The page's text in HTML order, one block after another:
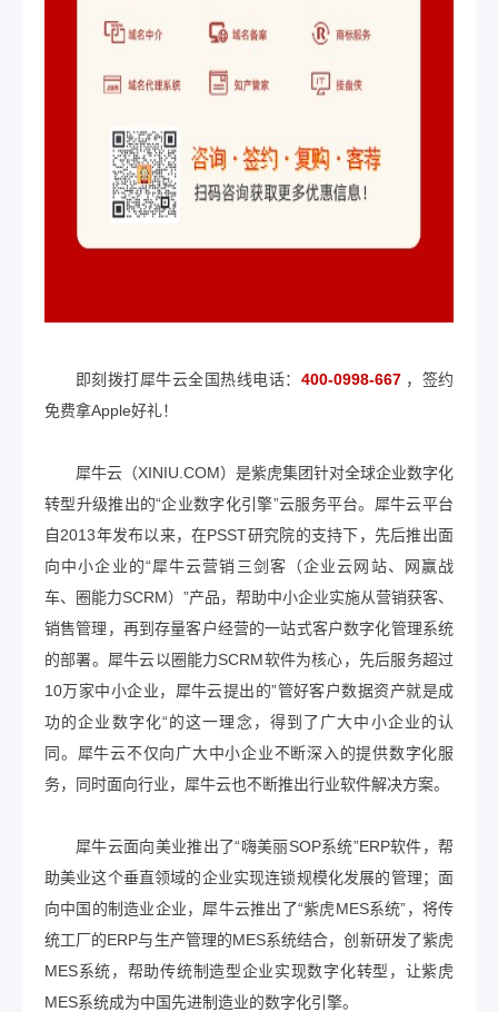
即刻拨打犀牛云全国热线电话： 400-0998-667，签约
免费拿Apple好礼！
犀牛云（XINIU.COM）是紫虎集团针对全球企业数字化
转型升级推出的“企业数字化引擎”云服务平台。犀牛云平台
自2013年发布以来，在PSST研究院的支持下，先后推出面
向中小企业的“犀牛云营销三剑客（企业云网站、网赢战
车、圈能力SCRM）”产品，帮助中小企业实施从营销获客、
销售管理，再到存量客户经营的一站式客户数字化管理系统
的部署。犀牛云以圈能力SCRM软件为核心，先后服务超过
10万家中小企业，犀牛云提出的”管好客户数据资产就是成
功的企业数字化“的这一理念，得到了广大中小企业的认
同。犀牛云不仅向广大中小企业不断深入的提供数字化服
务，同时面向行业，犀牛云也不断推出行业软件解决方案。
犀牛云面向美业推出了“嗨美丽SOP系统”ERP软件，帮
助美业这个垂直领域的企业实现连锁规模化发展的管理；面
向中国的制造业企业，犀牛云推出了“紫虎MES系统”，将传
统工厂的ERP与生产管理的MES系统结合，创新研发了紫虎
MES系统，帮助传统制造型企业实现数字化转型，让紫虎
MES系统成为中国先进制造业的数字化引擎。